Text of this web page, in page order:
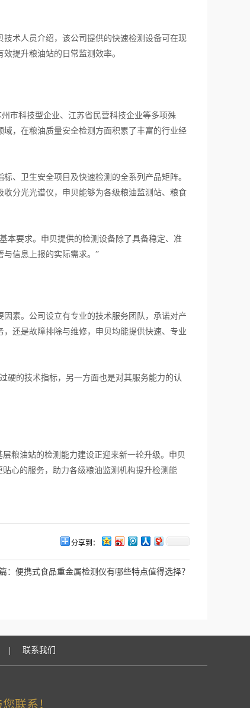
术人员介绍，该公司提供的快速检测设备可在现
提升粮油站的日常监测效率。
市科技型企业、江苏省民营科技企业等多项殊
，在粮油质量安全检测方面积累了丰富的行业经
卫生安全项目及快速检测的全系列产品矩阵。
分光光谱仪，申贝能够为各级粮油监测站、粮食
要求。申贝提供的检测设备除了具备稳定、准
信息上报的实际需求。”
素。公司设立有专业的技术服务团队，承诺对产
还是故障排除与维修，申贝均能提供快速、专业
的技术指标，另一方面也是对其服务能力的认
粮油站的检测能力建设正迎来新一轮升级。申贝
心的服务，助力各级粮油监测机构提升检测能
分享到：
： 便携式食品重金属检测仪有哪些特点值得选择？
| 联系我们